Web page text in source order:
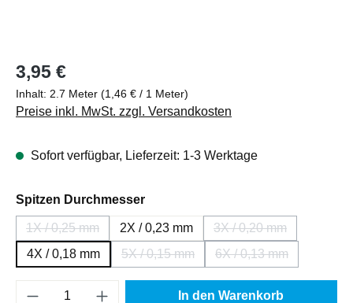
Regulärer Preis:
3,95 €
Inhalt: 2.7 Meter (1,46 € / 1 Meter)
Preise inkl. MwSt. zzgl. Versandkosten
Sofort verfügbar, Lieferzeit: 1-3 Werktage
Spitzen Durchmesserauswählen
1X / 0,25 mm
(Diese Option ist zurzeit nicht verfügbar.)
2X / 0,23 mm 3X / 0,20 mm
(Diese Option ist
4X / 0,18 mm 5X / 0,15 mm
(Diese Option ist zurzeit nicht
6X / 0,13 mm
Produkt Anzahl: Gib den gewünschten
In den Warenkorb